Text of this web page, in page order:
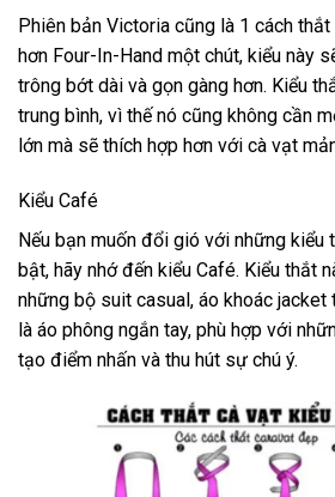
Phiên bản Victoria cũng là 1 cách
hơn Four-In-Hand một chút, kiểu này
trông bớt dài và gọn gàng hơn. Kiểu
trung bình, vì thế nó cũng không cần
lớn mà sẽ thích hợp hơn với cà vạt
Kiểu Café
Nếu bạn muốn đổi gió với những kiểu
bật, hãy nhớ đến kiểu Café. Kiểu thắt
những bộ suit casual, áo khoác jacket
là áo phông ngắn tay, phù hợp với
tạo điểm nhấn và thu hút sự chú ý.